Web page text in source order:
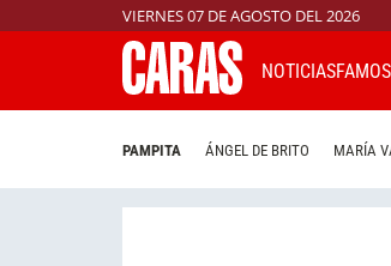
VIERNES 07 DE AGOSTO DEL 2026
NOTICIAS
PAMPITA ÁNGEL DE BRITO MARÍA